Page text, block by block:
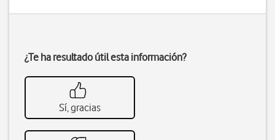
¿Te ha resultado útil esta información?
Sí, gracias